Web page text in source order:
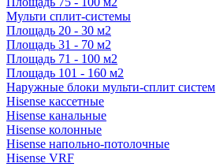
Мульти сплит-системы
Площадь 20 - 30 м2
Площадь 31 - 70 м2
Площадь 71 - 100 м2
Площадь 101 - 160 м2
Наружные блоки мульти-сплит систем
Hisense кассетные
Hisense канальные
Hisense колонные
Hisense напольно-потолочные
Hisense VRF